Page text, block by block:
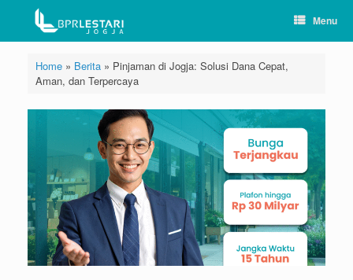
Menu
Home» Berita» Pinjaman di Jogja: Solusi Dana Cepat,
Aman, dan Terpercaya